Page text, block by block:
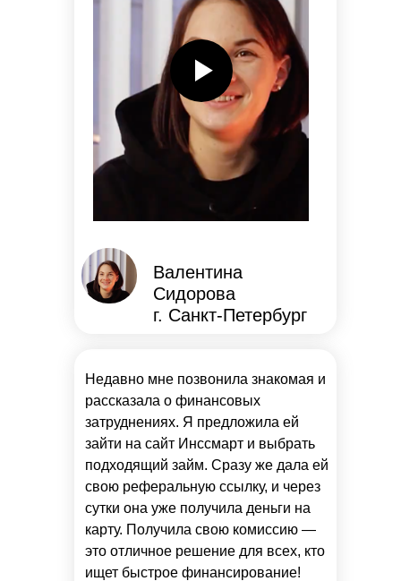
Недавно мне позвонила знакомая и
рассказала о финансовых
затруднениях. Я предложила ей
зайти на сайт Инссмарт и выбрать
подходящий займ. Сразу же дала ей
свою реферальную ссылку, и через
сутки она уже получила деньги на
карту. Получила свою комиссию —
это отличное решение для всех, кто
ищет быстрое финансирование!
Валентина
Сидорова
г. Санкт-Петербург